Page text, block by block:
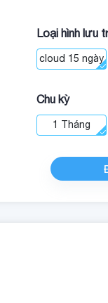
Loại hình lưu
cloud 15 ngày
Chu kỳ
1 Tháng